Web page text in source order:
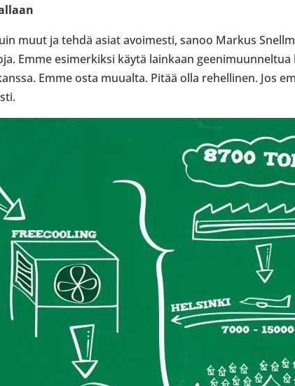
muut ja tehdä asiat avoi­mesti, sanoo Markus
Emme esi­mer­kiksi käytä lain­kaan
Emme osta muualta. Pitää olla rehel­li­nen. Jos